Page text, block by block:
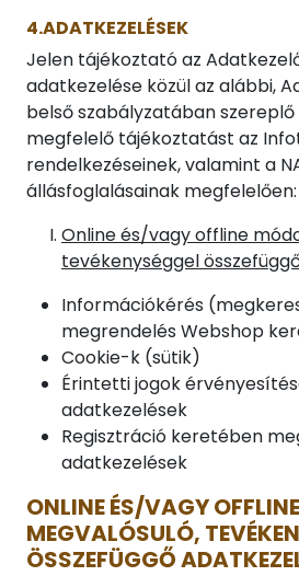
4.ADATKEZELÉSEK
Jelen tájékoztató az
adatkezelése közül az alábbi,
belső szabályzatában
megfelelő tájékoztatást az
rendelkezéseinek, valamint a
állásfoglalásainak megfelelően:
Online és/vagy offline
tevékenységgel
Információkérés
megrendelés Webshop
Cookie-k (sütik)
Érintetti jogok
adatkezelések
Regisztráció keretében
adatkezelések
ONLINE ÉS/VAGY
MEGVALÓSULÓ,
ÖSSZEFÜGGŐ